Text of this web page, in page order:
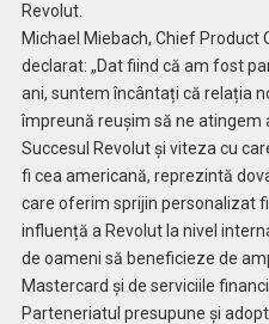
Revolut.
Michael Miebach, Chief Product
declarat: „Dat fiind că am fost
ani, suntem încântați că relația
împreună reușim să ne atingem
Succesul Revolut și viteza cu
fi cea americană, reprezintă
care oferim sprijin personalizat
influență a Revolut la nivel
de oameni să beneficieze de
Mastercard și de serviciile
Parteneriatul presupune și